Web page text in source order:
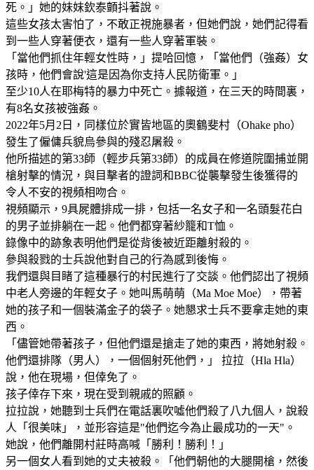
死。」她的妹妹欽泰顫抖著說。
這些女孩太害怕了，不敢正視施暴者，但她們說，她們記得看
到一些人穿著便衣，還有一些人穿著軍裝。
「當他們抓住年輕女性時，」提哈回憶，「當他們（強姦）女
孩時，他們會說'這是因為你支持人民防衛軍。」
至少10人在耶梅特的暴力中死亡。據報道，在三天的時間裏，
有8名女孩被強姦。
2022年5月2日，同樣位於實皆地區的奧鶴斐村（Ohake pho）
發生了僱傭兵貌烏參與的殘忍屠殺。
他所描述的第33師（輕步兵第33師）的成員在修道院圍捕並開
槍射擊的情況，與目擊者的證詞和BBC從襲擊發生後獲得的
令人不安的視頻相吻合。
視頻顯示，9具屍體排成一排，包括一名女子和一名頭髮花白
的男子並排躺在一起。他們都穿著紗籠和T恤。
錄像中的跡象表明他們是從背後被近距離射殺的。
參與殺戮的士兵說他對自己的行為感到後悔。
我們還與目睹了這種暴行的村民進行了交談。他們認出了視頻
中老人旁邊的年輕女子。她叫馬萌萌（Ma Moe Moe），帶著
她的孩子和一個裝滿金子的袋子。她懇求士兵不要拿走她的東
西。
「儘管她帶著孩子，但他們還是搶走了她的東西，將她射殺。
他們還排隊（男人），一個個射死他們，」 拉拉（Hla Hla）
說，他在現場，但倖免了。
孩子倖存下來，現在受到親戚的照顧。
拉拉說，她聽到士兵們在電話裏吹噓他們殺了八九個人，說殺
人「很美味」，並形容這是"他們迄今為止最成功的一天"。
她說，他們離開村莊時高喊「勝利！勝利！」
另一個女人看到她的丈夫被殺。「他們朝他的大腿開槍，然後